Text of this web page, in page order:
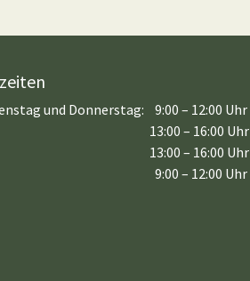
und Donnerstag:
9:00 – 12:00 Uhr
13:00 – 16:00 Uhr
13:00 – 16:00 Uhr
9:00 – 12:00 Uhr